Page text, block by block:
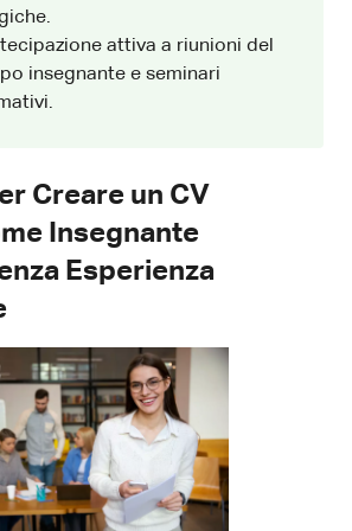
attiva a riunioni del
insegnante e seminari
Creare un CV
Insegnante
Esperienza